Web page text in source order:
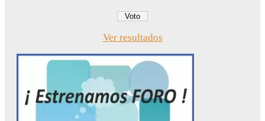
Ver resultados